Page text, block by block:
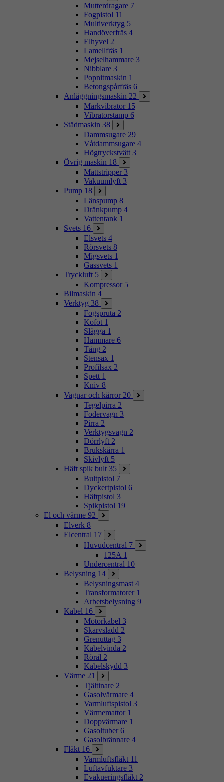
Mutterdragare 7
Fogpistol 11
Multiverktyg 5
Handöverfräs 4
Elhyvel 2
Lamellfräs 1
Mejselhammare 3
Nibblare 3
Popnitmaskin 1
Betongspårfräs 6
Anläggningsmaskin 22
Markvibrator 15
Vibratorstamp 6
Städmaskin 38
Dammsugare 29
Våtdammsugare 4
Högtryckstvätt 3
Övrig maskin 18
Mattstripper 3
Vakuumlyft 3
Pump 18
Länspump 8
Dränkpump 4
Vattentank 1
Svets 16
Elsvets 4
Rörsvets 8
Migsvets 1
Gassvets 1
Tryckluft 5
Kompressor 5
Bilmaskin 4
Verktyg 38
Fogspruta 2
Kofot 1
Slägga 1
Hammare 6
Tång 2
Stensax 1
Profilsax 2
Spett 1
Kniv 8
Vagnar och kärror 20
Tegelpirra 2
Fodervagn 3
Pirra 2
Verktygsvagn 2
Dörrlyft 2
Brukskärra 1
Skivlyft 5
Häft spik bult 35
Bultpistol 7
Dyckertpistol 6
Häftpistol 3
Spikpistol 19
El och värme 92
Elverk 8
Elcentral 17
Huvudcentral 7
125A 1
Undercentral 10
Belysning 14
Belysningsmast 4
Transformatorer 1
Arbetsbelysning 9
Kabel 16
Motorkabel 3
Skarvsladd 2
Grenuttag 3
Kabelvinda 2
Rörål 2
Kabelskydd 3
Värme 21
Tjältinare 2
Gasolvärmare 4
Varmluftspistol 3
Värmemattor 1
Doppvärmare 1
Gasoltuber 6
Gasolbrännare 4
Fläkt 16
Varmluftsfläkt 11
Luftavfuktare 3
Evakueringsfläkt 2